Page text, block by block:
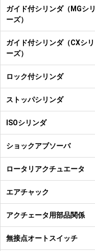
ガイド付シリンダ（MGシリ
ーズ）
ガイド付シリンダ（CXシリ
ーズ）
ロック付シリンダ
ストッパシリンダ
ISOシリンダ
ショックアブソーバ
ロータリアクチュエータ
エアチャック
アクチェータ用部品関係
無接点オートスイッチ